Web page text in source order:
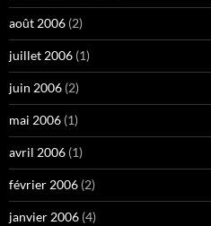
août 2006 (2)
juillet 2006 (1)
juin 2006 (2)
mai 2006 (1)
avril 2006 (1)
février 2006 (2)
janvier 2006 (4)